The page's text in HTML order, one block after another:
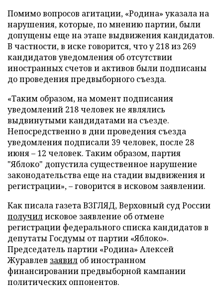
Помимо вопросов агитации, «Родина» указала на
нарушения, которые, по мнению партии, были
допущены еще на этапе выдвижения кандидатов.
В частности, в иске говорится, что у 218 из 269
кандидатов уведомления об отсутствии
иностранных счетов и активов были подписаны
до проведения предвыборного съезда.
«Таким образом, на момент подписания
уведомлений 218 человек не являлись
выдвинутыми кандидатами на съезде.
Непосредственно в дни проведения съезда
уведомления подписали 39 человек, после 28
июня – 12 человек. Таким образом, партия
"Яблоко" допустила существенное нарушение
законодательства еще на стадии выдвижения и
регистрации», – говорится в исковом заявлении.
Как писала газета ВЗГЛЯД, Верховный суд России
получилисковое заявление об отмене
регистрации федерального списка кандидатов в
депутаты Госдумы от партии «Яблоко».
Председатель партии «Родина» Алексей
Журавлев заявил об иностранном
финансировании предвыборной кампании
политических оппонентов.